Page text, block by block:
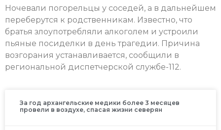
Ночевали погорельцы у соседей, а в дальнейшем
переберутся к родственникам. Известно, что
братья злоупотребляли алкоголем и устроили
пьяные посиделки в день трагедии. Причина
возгорания устанавливается, сообщили в
региональной диспетчерской службе-112.
За год архангельские медики более 3 месяцев
провели в воздухе, спасая жизни северян